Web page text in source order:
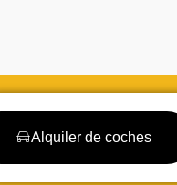
Alquiler de coches